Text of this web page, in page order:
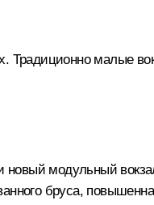
Традиционно малые
модульный
бруса,